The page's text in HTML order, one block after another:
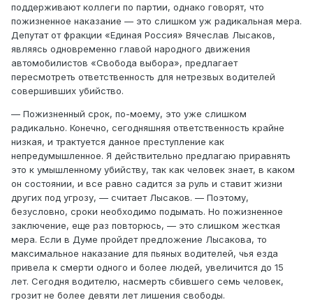
поддерживают коллеги по партии, однако говорят, что
пожизненное наказание — это слишком уж радикальная мера.
Депутат от фракции «Единая Россия» Вячеслав Лысаков,
являясь одновременно главой народного движения
автомобилистов «Свобода выбора», предлагает
пересмотреть ответственность для нетрезвых водителей
совершивших убийство.
— Пожизненный срок, по-моему, это уже слишком
радикально. Конечно, сегодняшняя ответственность крайне
низкая, и трактуется данное преступление как
непредумышленное. Я действительно предлагаю приравнять
это к умышленному убийству, так как человек знает, в каком
он состоянии, и все равно садится за руль и ставит жизни
других под угрозу, — считает Лысаков. — Поэтому,
безусловно, сроки необходимо подымать. Но пожизненное
заключение, еще раз повторюсь, — это слишком жесткая
мера. Если в Думе пройдет предложение Лысакова, то
максимальное наказание для пьяных водителей, чья езда
привела к смерти одного и более людей, увеличится до 15
лет. Сегодня водителю, насмерть сбившего семь человек,
грозит не более девяти лет лишения свободы.